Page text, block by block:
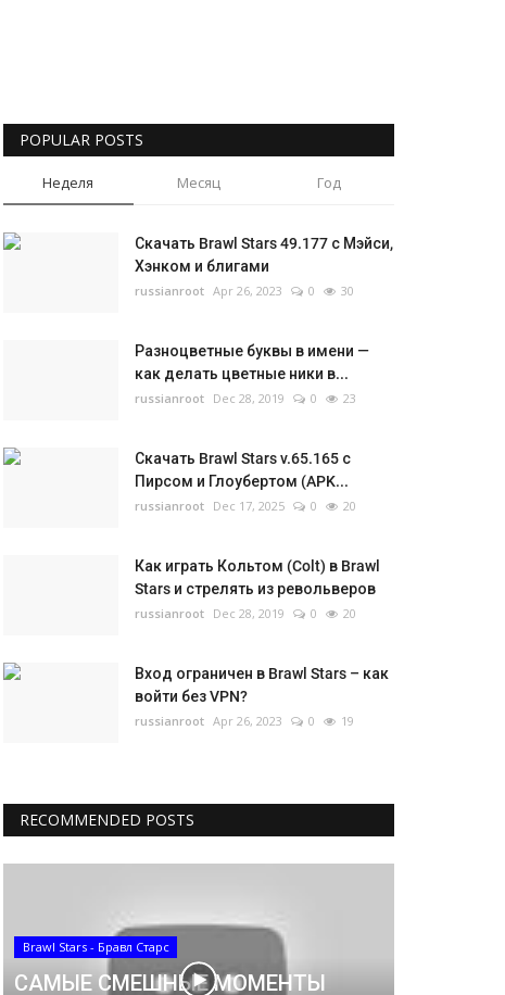
POPULAR POSTS
Неделя Месяц Год
Скачать Brawl Stars 49.177 с Мэйси,
Хэнком и блигами
russianroot Apr 26, 2023 0 30
Разноцветные буквы в имени —
как делать цветные ники в...
russianroot Dec 28, 2019 0 23
Скачать Brawl Stars v.65.165 с
Пирсом и Глоубертом (APK...
russianroot Dec 17, 2025 0 20
Как играть Кольтом (Colt) в Brawl
Stars и стрелять из револьверов
russianroot Dec 28, 2019 0 20
Вход ограничен в Brawl Stars – как
войти без VPN?
russianroot Apr 26, 2023 0 19
RECOMMENDED POSTS
Brawl Stars - Бравл Старс
САМЫЕ СМЕШНЫЕ МОМЕНТЫ